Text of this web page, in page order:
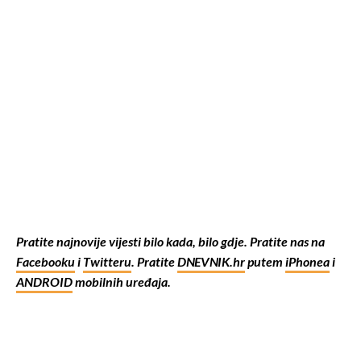
Pratite najnovije vijesti bilo kada, bilo gdje. Pratite nas na
Facebookui Twitteru. PratiteDNEVNIK.hrputem iPhoneai
ANDROIDmobilnih uređaja.